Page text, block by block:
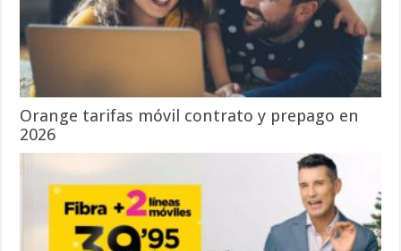
Orange tarifas móvil contrato y prepago en
2026